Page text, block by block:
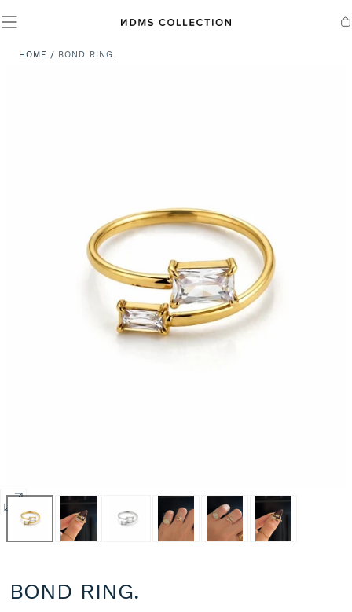
CONTENUTO
Apri
media
0
modale
HOME / BOND RING.
BOND RING.